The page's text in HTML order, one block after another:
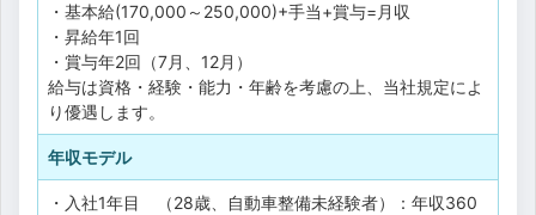
・基本給(170,000～250,000)+手当+賞与=月収
・昇給年1回
・賞与年2回（7月、12月）
給与は資格・経験・能力・年齢を考慮の上、当社規定によ
り優遇します。
年収モデル
・入社1年目 （28歳、自動車整備未経験者）：年収360